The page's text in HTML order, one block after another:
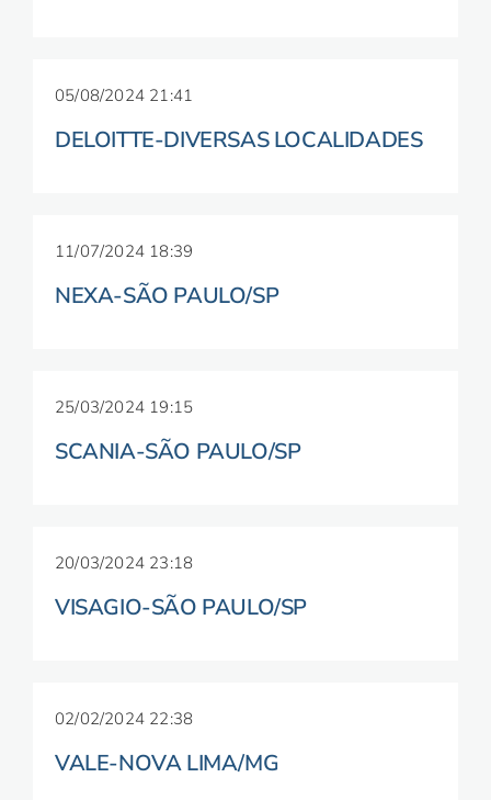
05/08/2024 21:41
DELOITTE-DIVERSAS LOCALIDADES
11/07/2024 18:39
NEXA-SÃO PAULO/SP
25/03/2024 19:15
SCANIA-SÃO PAULO/SP
20/03/2024 23:18
VISAGIO-SÃO PAULO/SP
02/02/2024 22:38
VALE-NOVA LIMA/MG